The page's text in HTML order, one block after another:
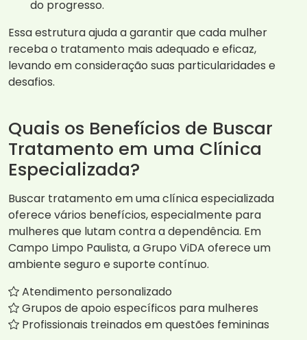
do progresso.
Essa estrutura ajuda a garantir que cada mulher
receba o tratamento mais adequado e eficaz,
levando em consideração suas particularidades e
desafios.
Quais os Benefícios de Buscar
Tratamento em uma Clínica
Especializada?
Buscar tratamento em uma clínica especializada
oferece vários benefícios, especialmente para
mulheres que lutam contra a dependência. Em
Campo Limpo Paulista, a Grupo ViDA oferece um
ambiente seguro e suporte contínuo.
Atendimento personalizado
Grupos de apoio específicos para mulheres
Profissionais treinados em questões femininas